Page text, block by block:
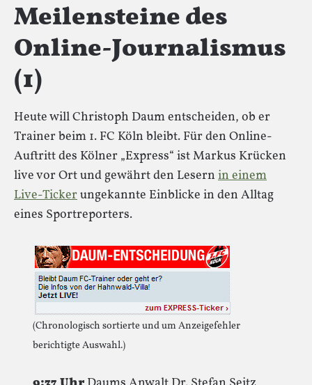
Meilensteine des
Online-Journalismus
(1)
Heute will Christoph Daum entscheiden, ob er
Trainer beim 1. FC Köln bleibt. Für den Online-
Auftritt des Kölner „Express“ ist Markus Krücken
live vor Ort und gewährt den Lesern in einem
Live-Tickerungekannte Einblicke in den Alltag
eines Sportreporters.
(Chronologisch sortierte und um Anzeigefehler
berichtigte Auswahl.)